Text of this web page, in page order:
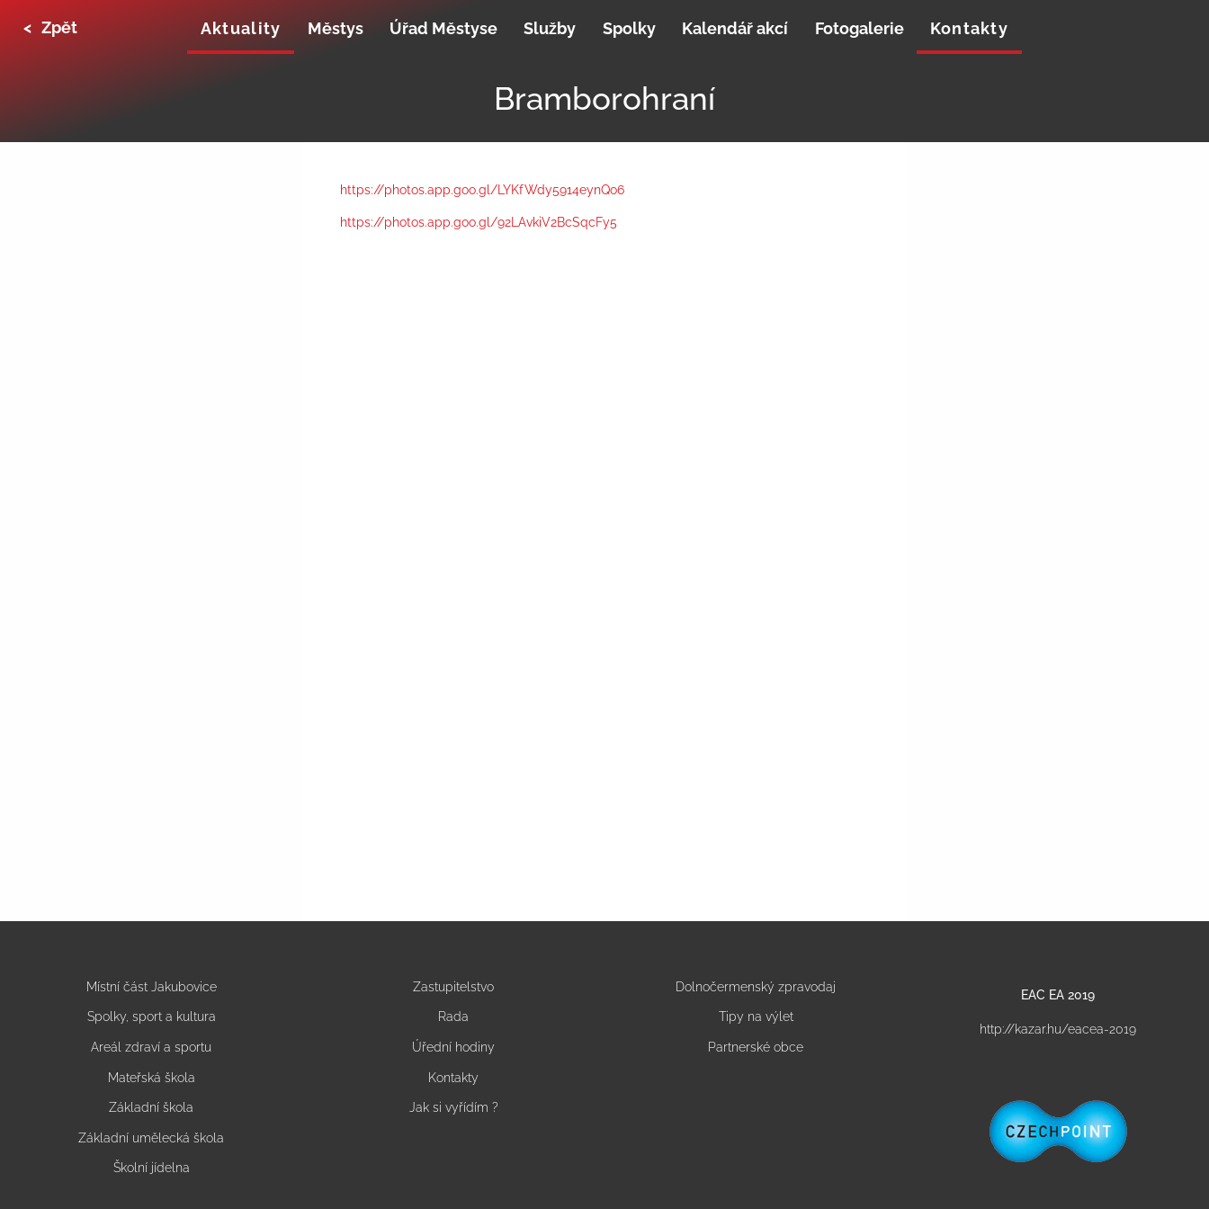
< Zpět Aktuality Městys Úřad Městyse Služby Spolky Kalendář akcí Fotogalerie Kontakty
Bramborohraní
https://photos.app.goo.gl/LYKfWdy5914eynQo6
https://photos.app.goo.gl/92LAvkiV2BcSqcFy5
Místní část Jakubovice
Spolky, sport a kultura
Areál zdraví a sportu
Mateřská škola
Základní škola
Základní umělecká škola
Školní jídelna
Zastupitelstvo
Rada
Úřední hodiny
Kontakty
Jak si vyřídím ?
Dolnočermenský zpravodaj
Tipy na výlet
Partnerské obce
EAC EA 2019
http://kazar.hu/eacea-2019